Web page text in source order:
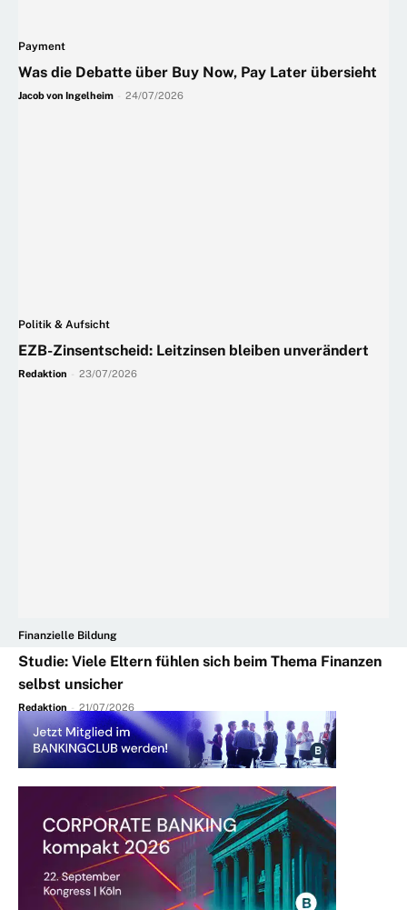
Payment
Was die Debatte über Buy Now, Pay Later übersieht
Jacob von Ingelheim 24/07/2026
Politik & Aufsicht
EZB-Zinsentscheid: Leitzinsen bleiben unverändert
Redaktion 23/07/2026
Finanzielle Bildung
Studie: Viele Eltern fühlen sich beim Thema Finanzen
selbst unsicher
Redaktion - 21/07/2026